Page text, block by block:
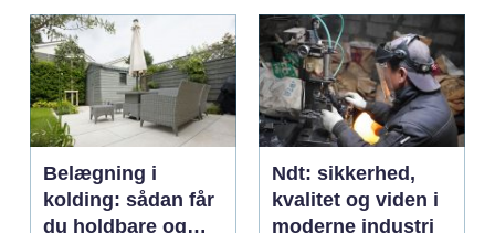
Belægning i
kolding: sådan får
du holdbare og
Ndt: sikkerhed,
kvalitet og viden i
moderne industri